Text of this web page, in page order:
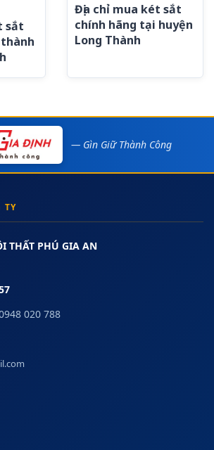
sắt
Địa chỉ mua két sắt
chính hãng tại huyện
Long Thành
— Gìn Giữ Thành Công
TY
THẤT PHÚ GIA AN
020 788